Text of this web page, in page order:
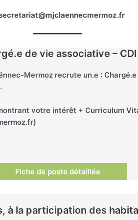
de vie associative – CDI
Mermoz recrute un.e :
votre intérêt + Curriculum
Fiche de poste détaillée
à la participation des